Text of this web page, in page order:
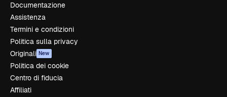
Documentazione
Assistenza
Termini e condizioni
Politica sulla privacy
Originali New
Politica dei cookie
Centro di fiducia
Affiliati